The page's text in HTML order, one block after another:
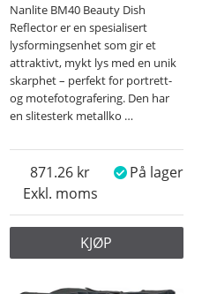
Nanlite BM40 Beauty Dish
Reflector er en spesialisert
lysformingsenhet som gir et
attraktivt, mykt lys med en unik
skarphet – perfekt for portrett-
og motefotografering. Den har
en slitesterk metallko …
Exkl. moms
871.26 På lager
KJØP